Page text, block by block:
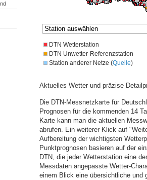
DTN Wetterstation
DTN Unwetter-Referenzstation
Station anderer Netze (Quelle)
Aktuelles Wetter und präzise
Die DTN-Messnetzkarte für
Prognosen für die kommenden 14
Karte kann man die aktuellen
abrufen. Ein weiterer Klick auf
Aufbereitung der wichtigsten
Punktprognosen basieren auf der
DTN, die jeder Wetterstation eine
Messdaten angepasste Wetter-
einem Blick eine übersichtliche und